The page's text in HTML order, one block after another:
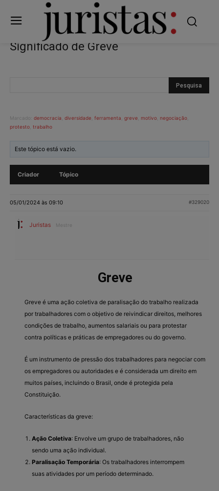
Significado de Greve
Marcado: democracia diversidade ferramenta greve motivo negociação
protesto trabalho
Este tópico está vazio.
Criador Tópico
05/01/2024 às 09:10 #329020
Juristas Mestre
Greve
Greve é uma ação coletiva de paralisação do trabalho realizada
por trabalhadores com o objetivo de reivindicar direitos, melhores
condições de trabalho, aumentos salariais ou para protestar
contra políticas e práticas de empregadores ou do governo.
É um instrumento de pressão dos trabalhadores para negociar com
os empregadores ou autoridades e é considerada um direito em
muitos países, incluindo o Brasil, onde é protegida pela
Constituição.
Características da greve:
Ação Coletiva: Envolve um grupo de trabalhadores, não
sendo uma ação individual.
Paralisação Temporária: Os trabalhadores interrompem
suas atividades por um período determinado.